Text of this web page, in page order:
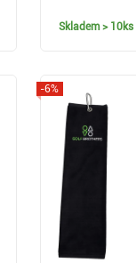
Skladem> 10ks
-6%